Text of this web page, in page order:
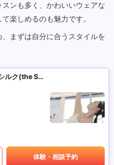
ンも多く、かわいいウェアな
楽しめるのも魅力です。
まずは自分に合うスタイルを
マシンピラティススタジオ ザ･シルク(the SILK)
体験・相談予約